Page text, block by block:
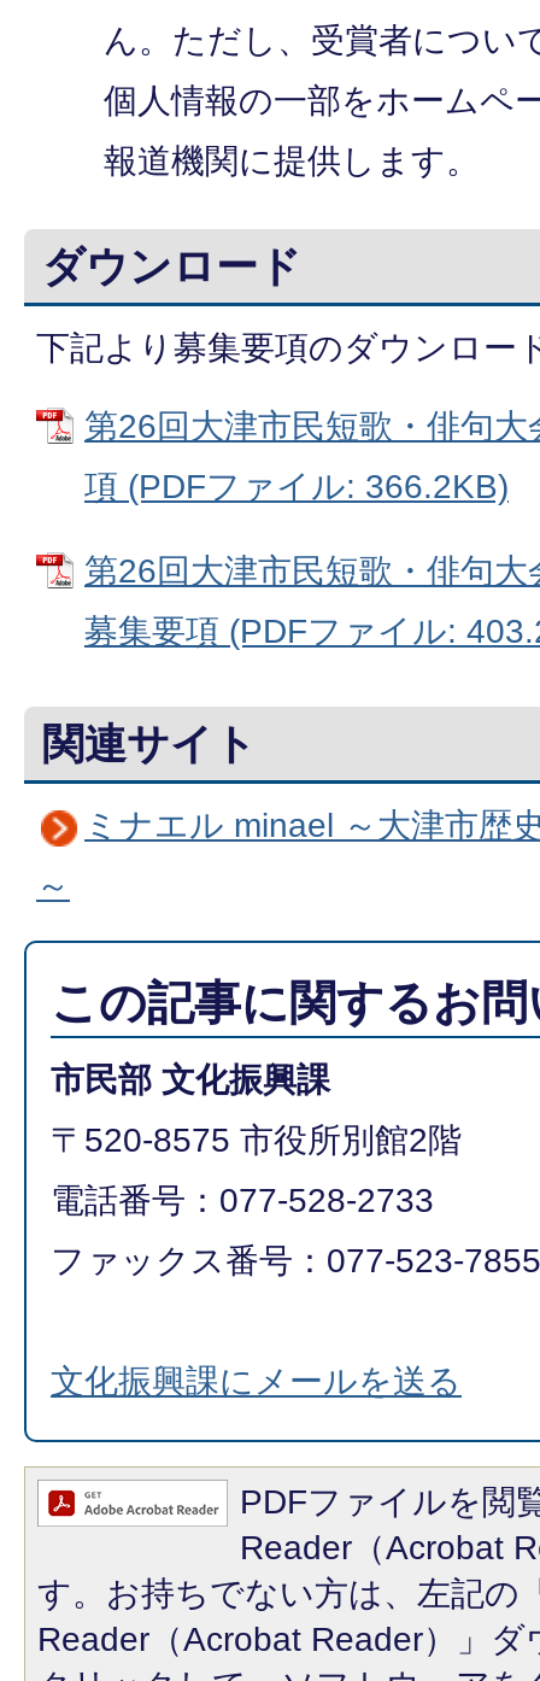
ん。ただし、受賞者につい
個人情報の一部をホームペ
報道機関に提供します。
ダウンロード
下記より募集要項のダウンロー
第26回大津市民短歌・俳句
項 (PDFファイル: 366.2KB)
第26回大津市民短歌・俳句
募集要項 (PDFファイル:
関連サイト
ミナエル minael ～大津市歴
～
この記事に関するお
市民部 文化振興課
〒520-8575 市役所別館2階
電話番号：077-528-2733
ファックス番号：077-523-7855
文化振興課にメールを送る
PDFファイルを閲
Reader（Acrobat
す。お持ちでない方は、左記の
Reader（Acrobat Reader）」